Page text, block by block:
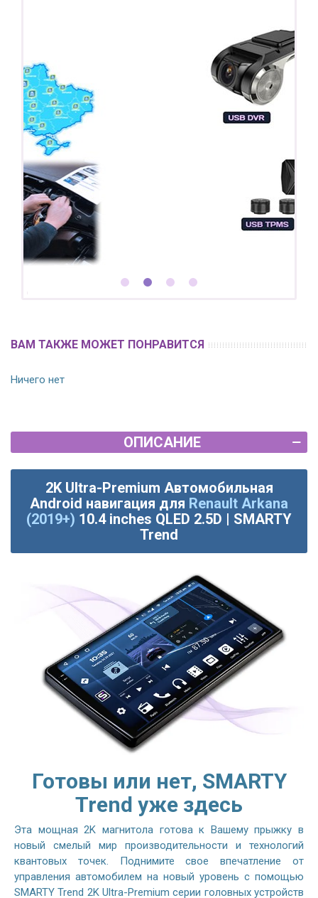
ВАМ ТАКЖЕ МОЖЕТ ПОНРАВИТСЯ
Ничего нет
ОПИСАНИЕ
2K Ultra-Premium Автомобильная
Android навигация для Renault Arkana
(2019+) 10.4 inches QLED 2.5D | SMARTY
Trend
Готовы или нет, SMARTY
Trend уже здесь
Эта мощная 2K магнитола готова к Вашему прыжку в
новый смелый мир производительности и технологий
квантовых точек. Поднимите свое впечатление от
управления автомобилем на новый уровень с помощью
SMARTY Trend 2K Ultra-Premium серии головных устройств